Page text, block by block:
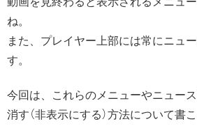
ね。
また、プレイヤー上部には常にニュ
す。
今回は、これらのメニューやニュース
消す（非表示にする）方法について書